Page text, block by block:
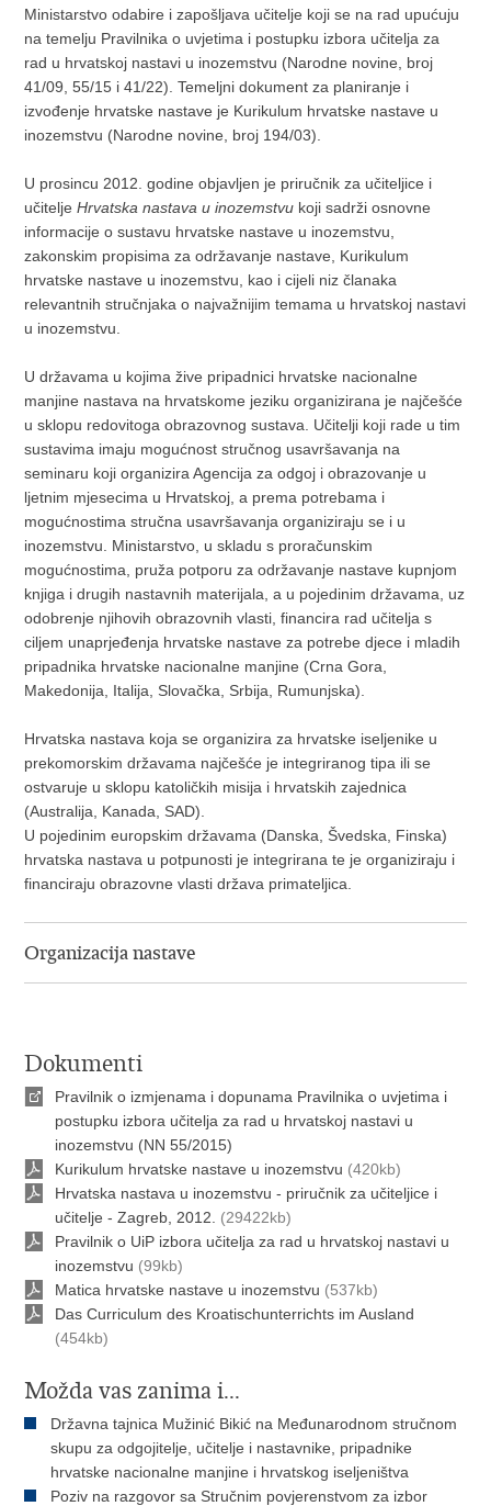
Ministarstvo odabire i zapošljava učitelje koji se na rad upućuju
na temelju Pravilnika o uvjetima i postupku izbora učitelja za
rad u hrvatskoj nastavi u inozemstvu (Narodne novine, broj
41/09, 55/15 i 41/22). Temeljni dokument za planiranje i
izvođenje hrvatske nastave je Kurikulum hrvatske nastave u
inozemstvu (Narodne novine, broj 194/03).
U prosincu 2012. godine objavljen je priručnik za učiteljice i
učiteljeHrvatska nastava u inozemstvu koji sadrži osnovne
informacije o sustavu hrvatske nastave u inozemstvu,
zakonskim propisima za održavanje nastave, Kurikulum
hrvatske nastave u inozemstvu, kao i cijeli niz članaka
relevantnih stručnjaka o najvažnijim temama u hrvatskoj nastavi
u inozemstvu.
U državama u kojima žive pripadnici hrvatske nacionalne
manjine nastava na hrvatskome jeziku organizirana je najčešće
u sklopu redovitoga obrazovnog sustava. Učitelji koji rade u tim
sustavima imaju mogućnost stručnog usavršavanja na
seminaru koji organizira Agencija za odgoj i obrazovanje u
ljetnim mjesecima u Hrvatskoj, a prema potrebama i
mogućnostima stručna usavršavanja organiziraju se i u
inozemstvu. Ministarstvo, u skladu s proračunskim
mogućnostima, pruža potporu za održavanje nastave kupnjom
knjiga i drugih nastavnih materijala, a u pojedinim državama, uz
odobrenje njihovih obrazovnih vlasti, financira rad učitelja s
ciljem unaprjeđenja hrvatske nastave za potrebe djece i mladih
pripadnika hrvatske nacionalne manjine (Crna Gora,
Makedonija, Italija, Slovačka, Srbija, Rumunjska).
Hrvatska nastava koja se organizira za hrvatske iseljenike u
prekomorskim državama najčešće je integriranog tipa ili se
ostvaruje u sklopu katoličkih misija i hrvatskih zajednica
(Australija, Kanada, SAD).
U pojedinim europskim državama (Danska, Švedska, Finska)
hrvatska nastava u potpunosti je integrirana te je organiziraju i
financiraju obrazovne vlasti država primateljica.
Organizacija nastave
Dokumenti
Pravilnik o izmjenama i dopunama Pravilnika o uvjetima i
postupku izbora učitelja za rad u hrvatskoj nastavi u
inozemstvu (NN 55/2015)
Kurikulum hrvatske nastave u inozemstvu (420kb)
Hrvatska nastava u inozemstvu - priručnik za učiteljice i
učitelje - Zagreb, 2012.
(29422kb)
Pravilnik o UiP izbora učitelja za rad u hrvatskoj nastavi u
inozemstvu (99kb)
Matica hrvatske nastave u inozemstvu (537kb)
Das Curriculum des Kroatischunterrichts im Ausland
(454kb)
Možda vas zanima i...
Državna tajnica Mužinić Bikić na Međunarodnom stručnom
skupu za odgojitelje, učitelje i nastavnike, pripadnike
hrvatske nacionalne manjine i hrvatskog iseljeništva
Poziv na razgovor sa Stručnim povjerenstvom za izbor